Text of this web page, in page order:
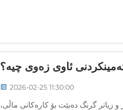
ئاوی زەوی چیە؟
2026-02-25 11:30:00
گرنگ دەبێت بۆ کارەکانی ماڵی،